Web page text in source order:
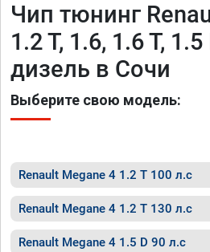
Чип тюнинг
1.2 T, 1.6, 1.6 T, 1.5
дизель в Сочи
Выберите свою модель:
Renault Megane 4 1.2 T 100 л.с
Renault Megane 4 1.2 T 130 л.с
Renault Megane 4 1.5 D 90 л.с